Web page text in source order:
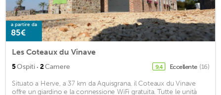
a partire da
85€
Les Coteaux du Vinave
5Ospiti · 2Camere 9,4 Eccellente (16)
Situato a Herve, a 37 km da Aquisgrana, il Coteaux du Vinave
offre un giardino e la connessione WiFi gratuita. Tutte le unità